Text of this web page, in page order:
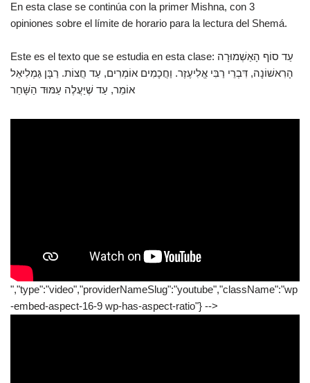
En esta clase se continúa con la primer Mishna, con 3
opiniones sobre el límite de horario para la lectura del Shemá.
Este es el texto que se estudia en esta clase: עַד סוֹף הָאַשְׁמוּרָה
הָרִאשׁוֹנָה, דִּבְרֵי רַבִּי אֱלִיעֶזֶר. וַחֲכָמִים אוֹמְרִים, עַד חֲצוֹת. רַבָּן גַּמְלִיאֵל
אוֹמֵר, עַד שֶׁיַּעֲלֶה עַמּוּד הַשָּׁחַר
","type":"video","providerNameSlug":"youtube","className":"wp
-embed-aspect-16-9 wp-has-aspect-ratio"} -->